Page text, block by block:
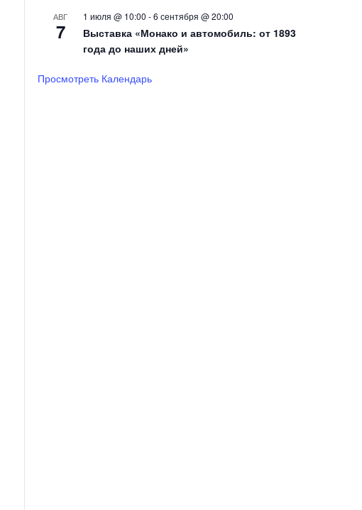
АВГ
7
1 июля @ 10:00 -6 сентября @ 20:00
Выставка «Монако и автомобиль: от 1893
года до наших дней»
Просмотреть Календарь